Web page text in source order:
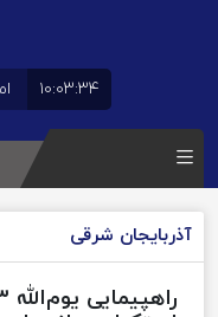
۱۰:۰۳:۳۴
آذربایجان شرقی